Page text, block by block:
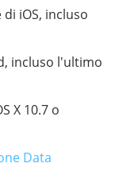
iOS, incluso
incluso l'ultimo
X 10.7 o
Data